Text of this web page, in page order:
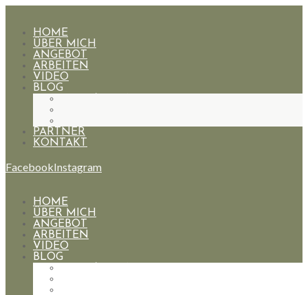
HOME
ÜBER MICH
ANGEBOT
ARBEITEN
VIDEO
BLOG
PARTNER
KONTAKT
FacebookInstagram
HOME
ÜBER MICH
ANGEBOT
ARBEITEN
VIDEO
BLOG